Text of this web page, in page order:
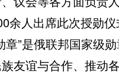
余人出席此次授勋仪
”是俄联邦国家级勋
友谊与合作、推动